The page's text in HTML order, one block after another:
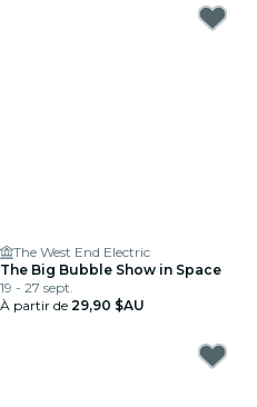
The West End Electric
The Big Bubble Show in Space
19 - 27 sept.
À partir de 29,90 $AU